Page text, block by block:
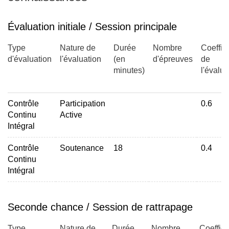
Gestion des ressources humaines (carrières, niveau de
Organisation du travail, répartition des charges : part des
CDI/CDD, intérim, appel à la sous traitante...
d'entreprise, CHS,... ..
Pôle « gestion(s) » :
SUPPLY CHAIN : approvisionnements et achats, gestion
Gestion financière de l'entreprise.
Évaluation initiale / Session principale
Type
d'évaluation
Nature de
l'évaluation
Durée
(en
minutes)
Nombre
d'épreuves
de
Contrôle
Continu
Intégral
Participation
Active
0.6
Contrôle
Continu
Intégral
Soutenance 18 0.4
Seconde chance / Session de rattrapage